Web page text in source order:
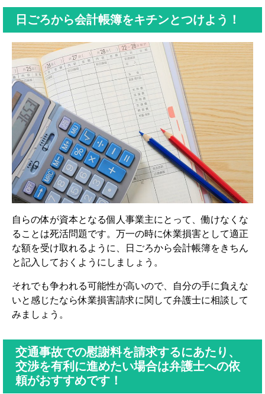
日ごろから会計帳簿をキチンとつけよう！
自らの体が資本となる個人事業主にとって、働けなくな
ることは死活問題です。万一の時に休業損害として適正
な額を受け取れるように、日ごろから会計帳簿をきちん
と記入しておくようにしましょう。
それでも争われる可能性が高いので、自分の手に負えな
いと感じたなら休業損害請求に関して弁護士に相談して
みましょう。
交通事故での慰謝料を請求するにあたり、
交渉を有利に進めたい場合は弁護士への依
頼がおすすめです！